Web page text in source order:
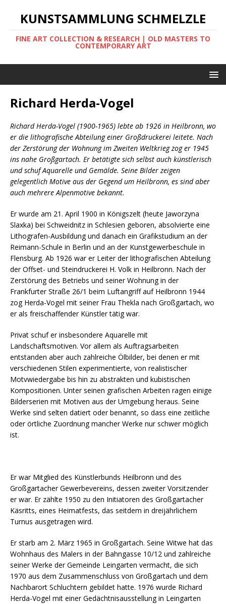
KUNSTSAMMLUNG SCHMELZLE
FINE ART COLLECTION & RESEARCH | OLD MASTERS TO
CONTEMPORARY ART
Richard Herda-Vogel
Richard Herda-Vogel (1900-1965) lebte ab 1926 in Heilbronn, wo
er die lithografische Abteilung einer Großdruckerei leitete. Nach
der Zerstörung der Wohnung im Zweiten Weltkrieg zog er 1945
ins nahe Großgartach. Er betätigte sich selbst auch künstlerisch
und schuf Aquarelle und Gemälde. Seine Bilder zeigen
gelegentlich Motive aus der Gegend um Heilbronn, es sind aber
auch mehrere Alpenmotive bekannt.
Er wurde am 21. April 1900 in Königszelt (heute Jaworzyna
Slaxka) bei Schweidnitz in Schlesien geboren, absolvierte eine
Lithografen-Ausbildung und danach ein Grafikstudium an der
Reimann-Schule in Berlin und an der Kunstgewerbeschule in
Flensburg. Ab 1926 war er Leiter der lithografischen Abteilung
der Offset- und Steindruckerei H. Volk in Heilbronn. Nach der
Zerstörung des Betriebs und seiner Wohnung in der
Frankfurter Straße 26/1 beim Luftangriff auf Heilbronn 1944
zog Herda-Vogel mit seiner Frau Thekla nach Großgartach, wo
er als freischaffender Künstler tätig war.
Privat schuf er insbesondere Aquarelle mit
Landschaftsmotiven. Vor allem als Auftragsarbeiten
entstanden aber auch zahlreiche Ölbilder, bei denen er mit
verschiedenen Stilen experimentierte, von realistischer
Motvwiedergabe bis hin zu abstrakten und kubistischen
Kompositionen. Unter seinen grafischen Arbeiten ragen einige
Bilderserien mit Motiven aus der Umgebung heraus. Seine
Werke sind selten datiert oder benannt, so dass eine zeitliche
oder örtliche Zuordnung mancher Werke nur schwer möglich
ist.
Er war Mitglied des Künstlerbunds Heilbronn und des
Großgartacher Gewerbevereins, dessen zweiter Vorsitzender
er war. Er zählte 1950 zu den Initiatoren des Großgartacher
Käsritts, eines Heimatfests, das seitdem in dreijährlichem
Turnus ausgetragen wird.
Er starb am 2. März 1965 in Großgartach. Seine Witwe hat das
Wohnhaus des Malers in der Bahngasse 10/12 und zahlreiche
seiner Werke der Gemeinde Leingarten vermacht, die sich
1970 aus dem Zusammenschluss von Großgartach und dem
Nachbarort Schluchtern gebildet hatte. 1976 wurde Richard
Herda-Vogel mit einer Gedächtnisausstellung in Leingarten